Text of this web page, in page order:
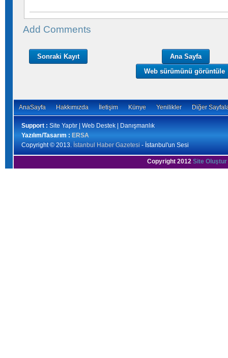
Add Comments
Sonraki Kayıt
Ana Sayfa
Web sürümünü görüntüle
AnaSayfa Hakkımızda İletişim Künye Yenilikler Diğer
Support : Site Yaptır | Web Destek | Danışmanlık
Yazılım/Tasarım : ERSA
Copyright © 2013. İstanbul Haber Gazetesi - İstanbul'un Sesi
Copyright 2012 Site Oluştur